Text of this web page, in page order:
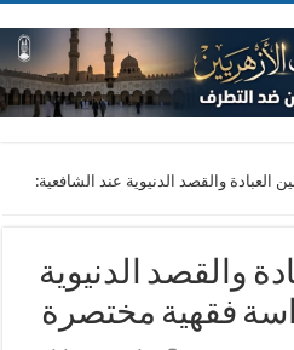
العبادة والقصد الدنيوية عند الشافعية:
والقصد الدنيوية
فقهية مختصرة